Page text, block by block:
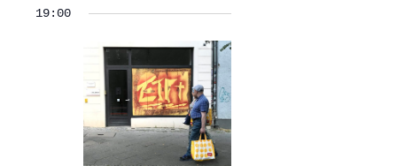
wählen.
19:00